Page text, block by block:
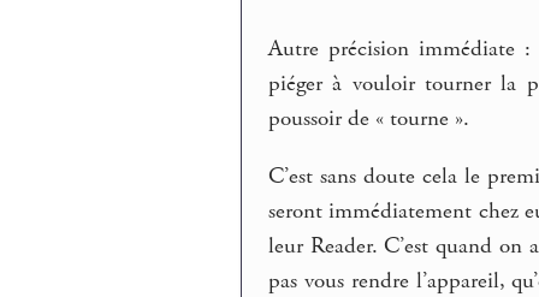
Autre précision immédiate
piéger à vouloir tourner la
poussoir de « tourne ».
C’est sans doute cela le
seront immédiatement chez
leur Reader. C’est quand on
pas vous rendre l’appareil,